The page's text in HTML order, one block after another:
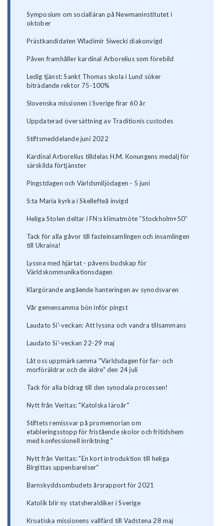
Symposium om socialläran på Newmaninstitutet i
oktober
Prästkandidaten Wladimir Siwecki diakonvigd
Påven framhåller kardinal Arborelius som förebild
Ledig tjänst: Sankt Thomas skola i Lund söker
biträdande rektor 75-100%
Slovenska missionen i Sverige firar 60 år
Uppdaterad översättning av Traditionis custodes
Stiftsmeddelande juni 2022
Kardinal Arborelius tilldelas H.M. Konungens medalj för
särskilda förtjänster
Pingstdagen och Världsmiljödagen - 5 juni
S:ta Maria kyrka i Skellefteå invigd
Heliga Stolen deltar i FN:s klimatmöte ”Stockholm+50”
Tack för alla gåvor till fasteinsamlingen och insamlingen
till Ukraina!
Lyssna med hjärtat - påvens budskap för
Världskommunikationsdagen
Klargörande angående hanteringen av synodsvaren
Vår gemensamma bön inför pingst
Laudato Si'-veckan: Att lyssna och vandra tillsammans
Laudato Si'-veckan 22-29 maj
Låt oss uppmärksamma "Världsdagen för far- och
morföräldrar och de äldre" den 24 juli
Tack för alla bidrag till den synodala processen!
Nytt från Veritas: "Katolska läroår"
Stiftets remissvar på promemorian om
etableringsstopp för fristående skolor och fritidshem
med konfessionell inriktning "
Nytt från Veritas: "En kort introduktion till heliga
Birgittas uppenbarelser"
Barnskyddsombudets årsrapport för 2021
Katolik blir ny statsheraldiker i Sverige
Kroatiska missionens vallfärd till Vadstena 28 maj